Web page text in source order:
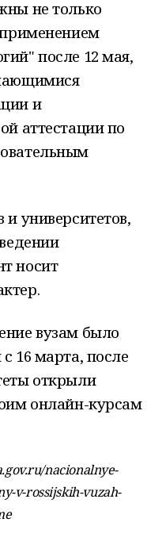
не только
применением
после 12 мая,
и
аттестации по
университетов,
носит
вузам было
16 марта, после
открыли
онлайн-курсам
nacionalnye-
v-rossijskih-vuzah-